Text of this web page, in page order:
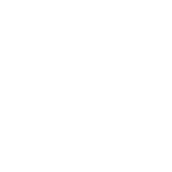
ภายในเรือนจำ
ร้อมทั้งส่งเสริมการ
หาย ส่งเสริมการให้